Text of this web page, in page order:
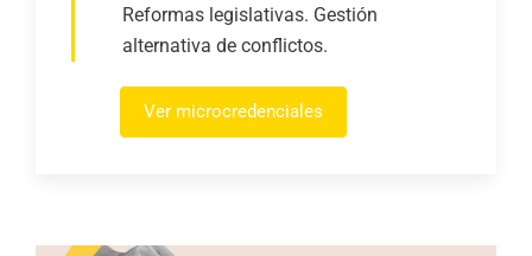
Reformas legislativas. Gestión
alternativa de conflictos.
Ver microcredenciales